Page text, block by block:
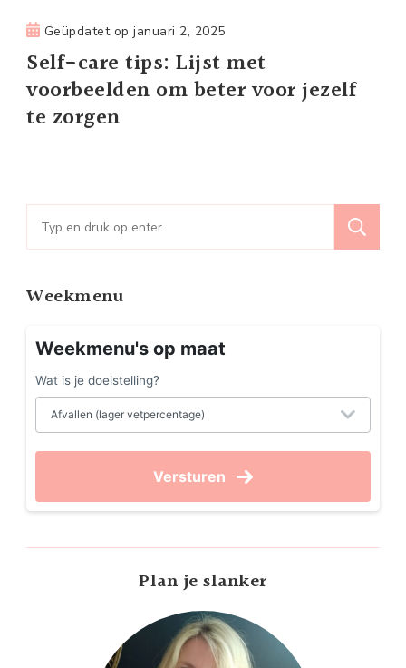
Geüpdatet opjanuari 2, 2025
Self-care tips: Lijst met
voorbeelden om beter voor jezelf
te zorgen
Zoeken
naar:
Weekmenu
Weekmenu's op maat
Wat is je doelstelling?
Versturen
Plan je slanker